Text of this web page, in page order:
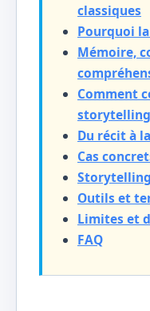
classiques
Pourquoi
Mémoire,
Comment
storytelling
Du récit à
Cas
Outils et
Limites et
FAQ